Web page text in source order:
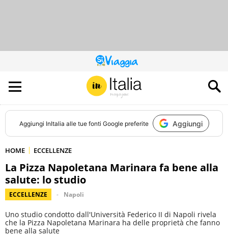
QUESTO
SITO
CONTRIBUISCE
ALL’AUDIENCE
DI
Aggiungi InItalia alle tue fonti Google preferite Aggiungi
HOME ECCELLENZE
La Pizza Napoletana Marinara fa bene alla
salute: lo studio
ECCELLENZE Napoli
Uno studio condotto dall'Università Federico II di Napoli rivela
che la Pizza Napoletana Marinara ha delle proprietà che fanno
bene alla salute